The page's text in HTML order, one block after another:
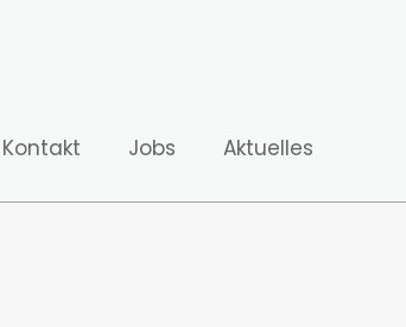
Kontakt Jobs Aktuelles